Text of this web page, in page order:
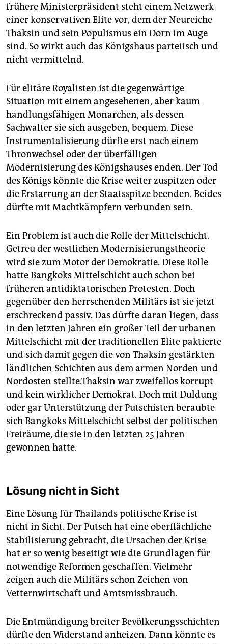
frühere Ministerpräsident steht einem Netzwerk
einer konservativen Elite vor, dem der Neureiche
Thaksin und sein Populismus ein Dorn im Auge
sind. So wirkt auch das Königshaus parteiisch und
nicht vermittelnd.
Für elitäre Royalisten ist die gegenwärtige
Situation mit einem angesehenen, aber kaum
handlungsfähigen Monarchen, als dessen
Sachwalter sie sich ausgeben, bequem. Diese
Instrumentalisierung dürfte erst nach einem
Thronwechsel oder der überfälligen
Modernisierung des Königshauses enden. Der Tod
des Königs könnte die Krise weiter zuspitzen oder
die Erstarrung an der Staatsspitze beenden. Beides
dürfte mit Machtkämpfern verbunden sein.
Ein Problem ist auch die Rolle der Mittelschicht.
Getreu der westlichen Modernisierungstheorie
wird sie zum Motor der Demokratie. Diese Rolle
hatte Bangkoks Mittelschicht auch schon bei
früheren antidiktatorischen Protesten. Doch
gegenüber den herrschenden Militärs ist sie jetzt
erschreckend passiv. Das dürfte daran liegen, dass
in den letzten Jahren ein großer Teil der urbanen
Mittelschicht mit der traditionellen Elite paktierte
und sich damit gegen die von Thaksin gestärkten
ländlichen Schichten aus dem armen Norden und
Nordosten stellte.Thaksin war zweifellos korrupt
und kein wirklicher Demokrat. Doch mit Duldung
oder gar Unterstützung der Putschisten beraubte
sich Bangkoks Mittelschicht selbst der politischen
Freiräume, die sie in den letzten 25 Jahren
gewonnen hatte.
Lösung nicht in Sicht
Eine Lösung für Thailands politische Krise ist
nicht in Sicht. Der Putsch hat eine oberflächliche
Stabilisierung gebracht, die Ursachen der Krise
hat er so wenig beseitigt wie die Grundlagen für
notwendige Reformen geschaffen. Vielmehr
zeigen auch die Militärs schon Zeichen von
Vetternwirtschaft und Amtsmissbrauch.
Die Entmündigung breiter Bevölkerungsschichten
dürfte den Widerstand anheizen. Dann könnte es